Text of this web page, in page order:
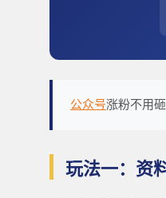
公众号涨粉不用
玩法一：资